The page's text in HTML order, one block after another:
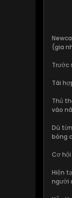
(gia
Trước
Tái
Thủ
vào
Dù
bóng
Cơ
Hiện
người